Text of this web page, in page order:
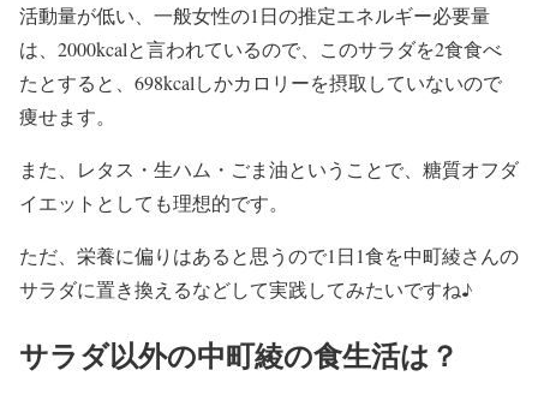
活動量が低い、一般女性の1日の推定エネルギー必要量
は、2000kcalと言われているので、このサラダを2食食べ
たとすると、698kcalしかカロリーを摂取していないので
痩せます。
また、 レタス・生ハム・ごま油ということで、糖質オフダ
イエットとしても理想的です。
ただ、栄養に偏りはあると思うので1日1食を中町綾さんの
サラダに置き換えるなどして実践してみたいですね♪
サラダ以外の中町綾の食生活は？